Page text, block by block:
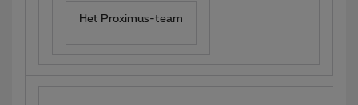
Het Proximus-team